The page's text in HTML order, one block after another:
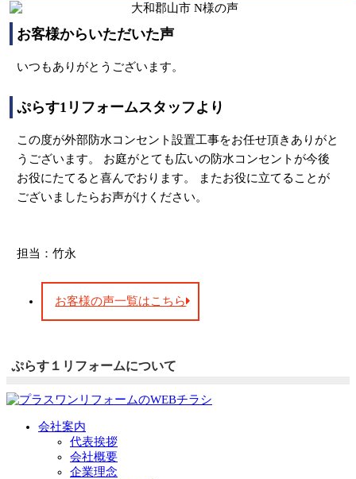
お客様からいただいた声
いつもありがとうございます。
ぷらす1リフォームスタッフより
この度が外部防水コンセント設置工事をお任せ頂きありがと
うございます。 お庭がとても広いの防水コンセントが今後
お役にたてると喜んでおります。 またお役に立てることが
ございましたらお声がけください。
担当：竹永
お客様の声一覧はこちら
ぷらす１リフォームについて
会社案内
代表挨拶
会社概要
企業理念